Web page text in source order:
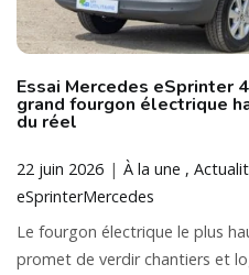
Essai Mercedes eSprinter
grand fourgon électrique
du réel
22 juin 2026 À la une
eSprinterMercedes
Le fourgon électrique le plus
promet de verdir chantiers et